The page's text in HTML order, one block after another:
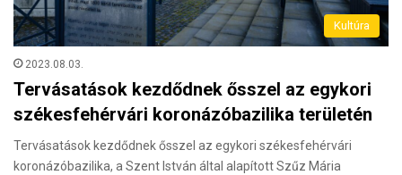
Kultúra
2023.08.03.
Tervásatások kezdődnek ősszel az egykori
székesfehérvári koronázóbazilika területén
Tervásatások kezdődnek ősszel az egykori székesfehérvári
koronázóbazilika, a Szent István által alapított Szűz Mária